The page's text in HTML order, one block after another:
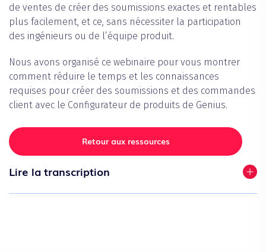
de ventes de créer des soumissions exactes et rentables
plus facilement, et ce, sans nécessiter la participation
des ingénieurs ou de l’équipe produit.
Nous avons organisé ce webinaire pour vous montrer
comment réduire le temps et les connaissances
requises pour créer des soumissions et des commandes
client avec le Configurateur de produits de Genius.
Retour aux ressources
Lire la transcription